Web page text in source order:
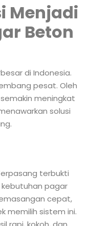
Menjadi
Beton
di Indonesia.
pesat. Oleh
meningkat
solusi
terbukti
pagar
cepat,
memilih sistem ini.